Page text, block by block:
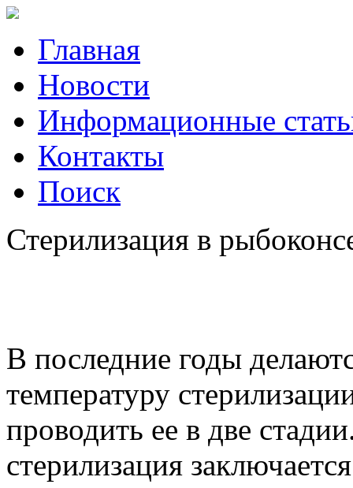
Главная
Новости
Информационные
Контакты
Поиск
Стерилизация в
В последние годы
температуру
проводить ее в две
стерилизация